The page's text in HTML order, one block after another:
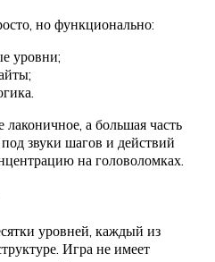
но функционально:
уровни;
а большая часть
звуки шагов и действий
на головоломках.
уровней, каждый из
Игра не имеет